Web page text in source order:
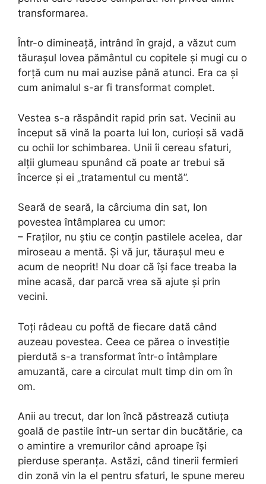
transformarea.
Într-o dimineață, intrând în grajd, a văzut cum
tăurașul lovea pământul cu copitele și mugi cu o
forță cum nu mai auzise până atunci. Era ca și
cum animalul s-ar fi transformat complet.
Vestea s-a răspândit rapid prin sat. Vecinii au
început să vină la poarta lui Ion, curioși să vadă
cu ochii lor schimbarea. Unii îi cereau sfaturi,
alții glumeau spunând că poate ar trebui să
încerce și ei „tratamentul cu mentă”.
Seară de seară, la cârciuma din sat, Ion
povestea întâmplarea cu umor:
– Fraților, nu știu ce conțin pastilele acelea, dar
miroseau a mentă. Și vă jur, tăurașul meu e
acum de neoprit! Nu doar că își face treaba la
mine acasă, dar parcă vrea să ajute și prin
vecini.
Toți râdeau cu poftă de fiecare dată când
auzeau povestea. Ceea ce părea o investiție
pierdută s-a transformat într-o întâmplare
amuzantă, care a circulat mult timp din om în
om.
Anii au trecut, dar Ion încă păstrează cutiuța
goală de pastile într-un sertar din bucătărie, ca
o amintire a vremurilor când aproape își
pierduse speranța. Astăzi, când tinerii fermieri
din zonă vin la el pentru sfaturi, le spune mereu